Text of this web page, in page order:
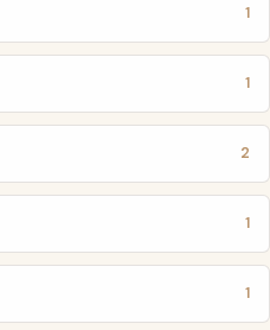
1
1
2
1
1